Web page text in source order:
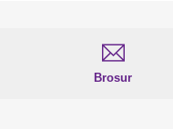
Brosur